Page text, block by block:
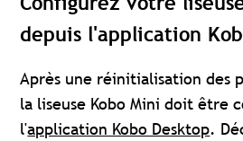
depuis l'application
Après une réinitialisation des
la liseuse Kobo Mini doit être
l'application Kobo Desktop.